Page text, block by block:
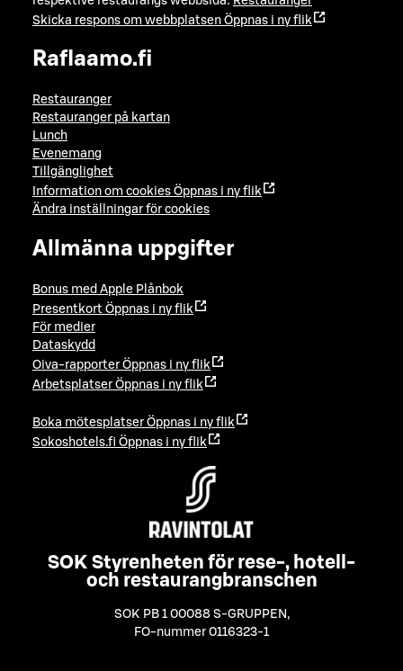
Skicka respons om webbplatsen Öppnas i ny flik
Raflaamo.fi
Restauranger
Restauranger på kartan
Lunch
Evenemang
Tillgänglighet
Information om cookies Öppnas i ny flik
Ändra inställningar för cookies
Allmänna uppgifter
Bonus med Apple Plånbok
Presentkort Öppnas i ny flik
För medier
Dataskydd
Oiva-rapporter Öppnas i ny flik
Arbetsplatser Öppnas i ny flik
Boka mötesplatser Öppnas i ny flik
Sokoshotels.fi Öppnas i ny flik
SOK Styrenheten för rese-, hotell-
och restaurangbranschen
SOK PB 1 00088 S-GRUPPEN ,
FO-nummer 0116323-1